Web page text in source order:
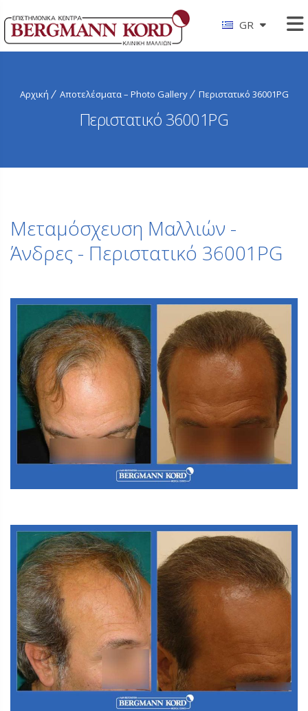
GR
Αρχική Αποτελέσματα – Photo Gallery Περιστατικό 36001PG
Περιστατικό 36001PG
Μεταμόσχευση Μαλλιών -
Άνδρες - Περιστατικό 36001PG